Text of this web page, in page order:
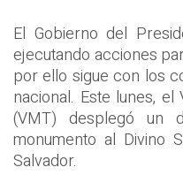
El Gobierno del
ejecutando acciones
por ello sigue con los
nacional. Este lunes,
(VMT) desplegó un
monumento al Divino
Salvador.